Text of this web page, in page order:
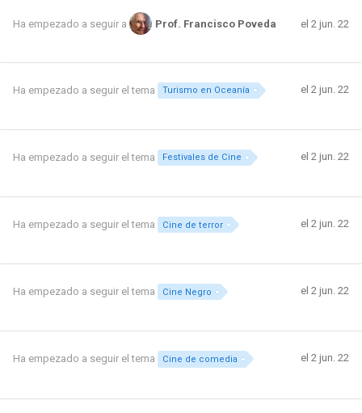
Ha empezado a seguir a Prof. Francisco Poveda el 2 jun. 22
Ha empezado a seguir el tema Turismo en Oceanía el 2 jun. 22
Ha empezado a seguir el tema Festivales de Cine el 2 jun. 22
Ha empezado a seguir el tema Cine de terror el 2 jun. 22
Ha empezado a seguir el tema Cine Negro el 2 jun. 22
Ha empezado a seguir el tema Cine de comedia el 2 jun. 22